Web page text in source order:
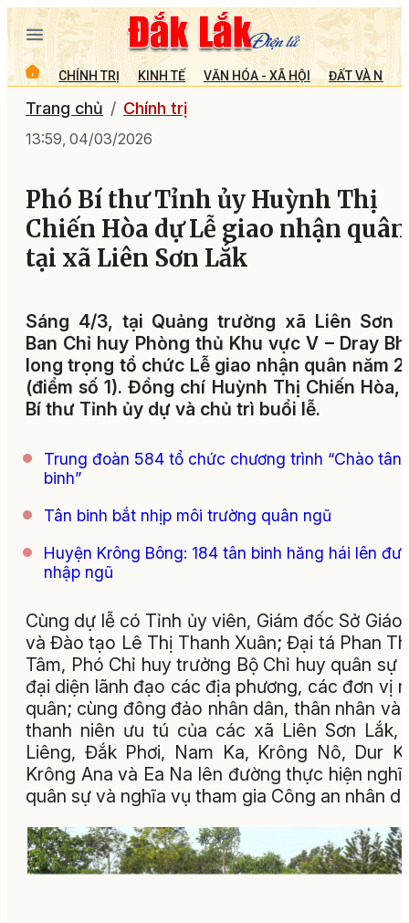
CHÍNH TRỊ KINH TẾ VĂN HÓA - XÃ HỘI ĐẤT VÀ
Trang chủ Chính trị
13:59, 04/03/2026
Phó Bí thư Tỉnh ủy Huỳnh Thị
Chiến Hòa dự Lễ giao nhận quân
tại xã Liên Sơn Lắk
Sáng 4/3, tại Quảng trường xã Liên Sơn
Ban Chỉ huy Phòng thủ Khu vực V – Dray
long trọng tổ chức Lễ giao nhận quân năm
(điểm số 1). Đồng chí Huỳnh Thị Chiến Hòa,
Bí thư Tỉnh ủy dự và chủ trì buổi lễ.
Trung đoàn 584 tổ chức chương trình “Chào tân
binh”
Tân binh bắt nhịp môi trường quân ngũ
Huyện Krông Bông: 184 tân binh hăng hái lên
nhập ngũ
Cùng dự lễ có Tỉnh ủy viên, Giám đốc Sở Giáo
và Đào tạo Lê Thị Thanh Xuân; Đại tá Phan
Tâm, Phó Chỉ huy trưởng Bộ Chỉ huy quân sự
đại diện lãnh đạo các địa phương, các đơn vị
quân; cùng đông đảo nhân dân, thân nhân và
thanh niên ưu tú của các xã Liên Sơn Lắk,
Liêng, Đắk Phơi, Nam Ka, Krông Nô, Dur
Krông Ana và Ea Na lên đường thực hiện
quân sự và nghĩa vụ tham gia Công an nhân